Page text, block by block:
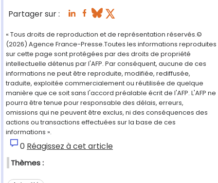
Partager sur :
« Tous droits de reproduction et de représentation réservés.©
(2026) Agence France-Presse.Toutes les informations reproduites
sur cette page sont protégées par des droits de propriété
intellectuelle détenus par l'AFP. Par conséquent, aucune de ces
informations ne peut être reproduite, modifiée, rediffusée,
traduite, exploitée commercialement ou réutilisée de quelque
manière que ce soit sans l'accord préalable écrit de l'AFP. L'AFP ne
pourra être tenue pour responsable des délais, erreurs,
omissions qui ne peuvent être exclus, ni des conséquences des
actions ou transactions effectuées sur la base de ces
informations ».
0 Réagissez à cet article
Thèmes :